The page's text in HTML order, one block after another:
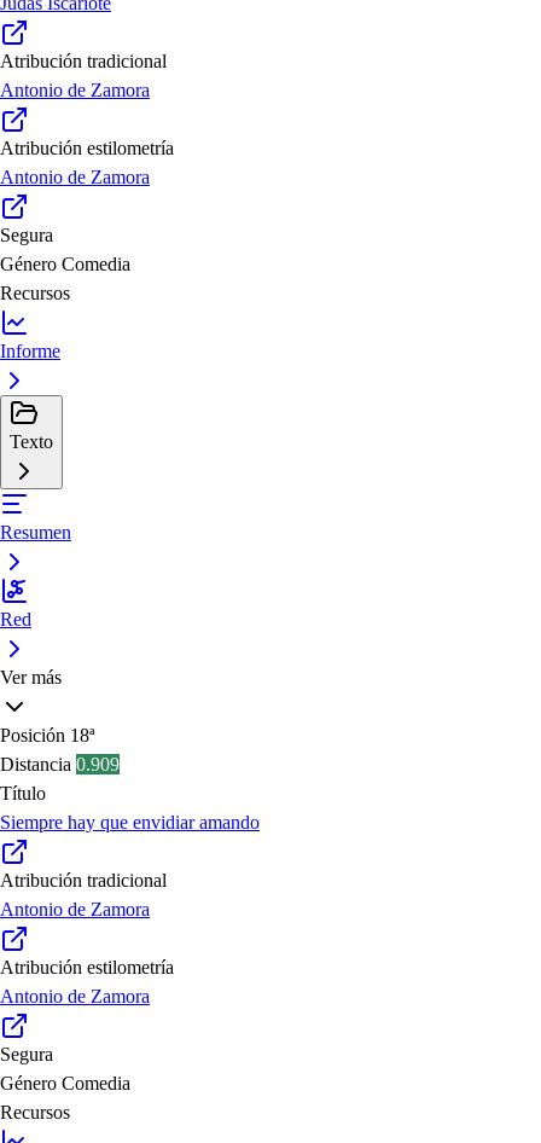
Atribución tradicional
Antonio de Zamora
Atribución estilometría
Antonio de Zamora
Segura
Género Comedia
Recursos
Informe
Texto
Resumen
Red
Ver más
Posición 18ª
Distancia 0.909
Título
Siempre hay que envidiar amando
Atribución tradicional
Antonio de Zamora
Atribución estilometría
Antonio de Zamora
Segura
Género Comedia
Recursos